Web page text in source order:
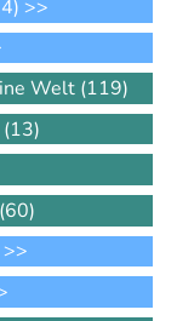
>>
Welt (119)
(13)
(60)
>>